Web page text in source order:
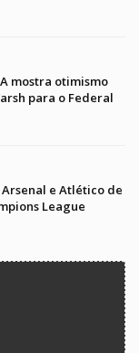
mostra otimismo
para o Federal
e Atlético de
League